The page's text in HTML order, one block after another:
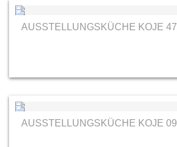
AUSSTELLUNGSKÜCHE KOJE 47
AUSSTELLUNGSKÜCHE KOJE 09